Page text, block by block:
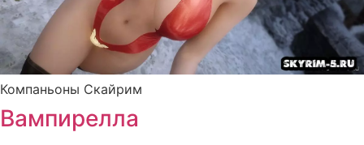
Компаньоны Скайрим
Вампирелла